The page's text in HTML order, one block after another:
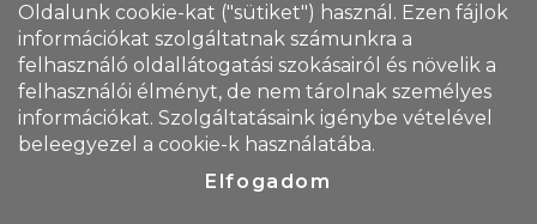
Oldalunk cookie-kat ("sütiket") használ. Ezen fájlok
információkat szolgáltatnak számunkra a
felhasználó oldallátogatási szokásairól és növelik a
felhasználói élményt, de nem tárolnak személyes
információkat. Szolgáltatásaink igénybe vételével
beleegyezel a cookie-k használatába.
Elfogadom